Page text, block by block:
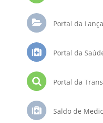
Portal da
Portal da
Portal da
Saldo de